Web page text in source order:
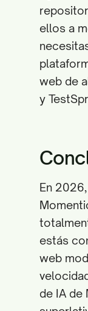
ellos a
web de
y
En
estás
web
de IA de